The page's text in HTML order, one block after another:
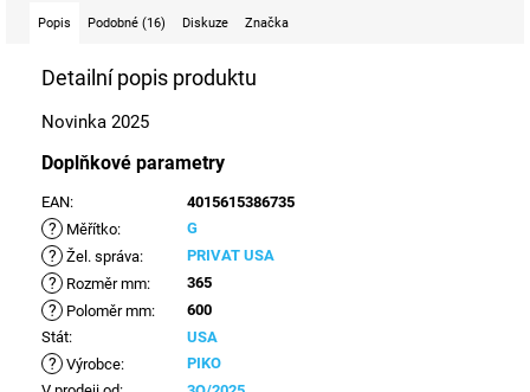
Popis Podobné (16) Diskuze Značka
Detailní popis produktu
Novinka 2025
Doplňkové parametry
EAN: 4015615386735
? Měřítko: G
? Žel. správa: PRIVAT USA
? Rozměr mm: 365
? Poloměr mm:
600
Stát: USA
? Výrobce:
PIKO